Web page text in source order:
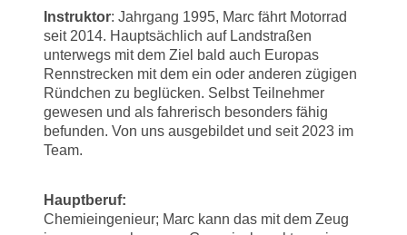
Instruktor: Jahrgang 1995, Marc fährt Motorrad
seit 2014. Hauptsächlich auf Landstraßen
unterwegs mit dem Ziel bald auch Europas
Rennstrecken mit dem ein oder anderen zügigen
Ründchen zu beglücken. Selbst Teilnehmer
gewesen und als fahrerisch besonders fähig
befunden. Von uns ausgebildet und seit 2023 im
Team.
Hauptberuf:
Chemieingenieur; Marc kann das mit dem Zeug